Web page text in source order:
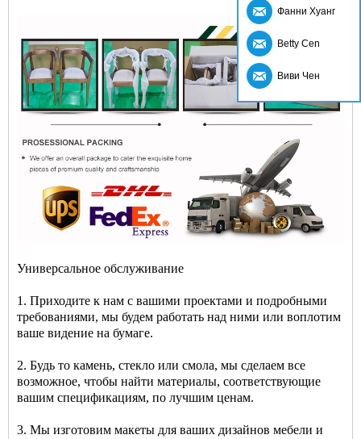
Универсальное обслуживание
1. Приходите к нам с вашими проектами и подробными
требованиями, мы будем работать над ними или воплотим
ваше видение на бумаге.
2. Будь то камень, стекло или смола, мы сделаем все
возможное, чтобы найти материалы, соответствующие
вашим спецификациям, по лучшим ценам.
3. Мы изготовим макеты для ваших дизайнов мебели и
Фанни Хуанг
Betty Cen
Виви Чен